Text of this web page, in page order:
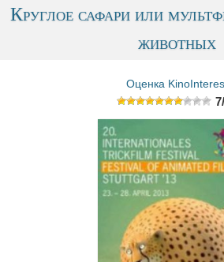
Круглое сафари или
животных
Оценка